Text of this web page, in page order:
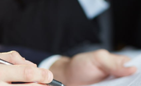
Gülminə Məlikzadə: “Azərbaycan